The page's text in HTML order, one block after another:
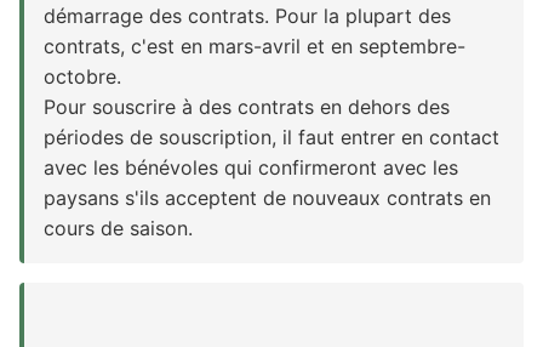
démarrage des contrats. Pour la plupart des
contrats, c'est en mars-avril et en septembre-
octobre.
Pour souscrire à des contrats en dehors des
périodes de souscription, il faut entrer en contact
avec les bénévoles qui confirmeront avec les
paysans s'ils acceptent de nouveaux contrats en
cours de saison.